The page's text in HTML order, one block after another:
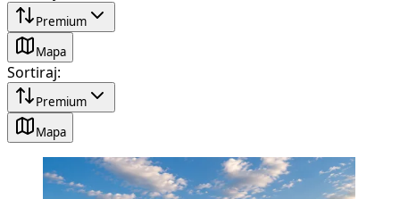
Premium
Mapa
Sortiraj:
Premium
Mapa